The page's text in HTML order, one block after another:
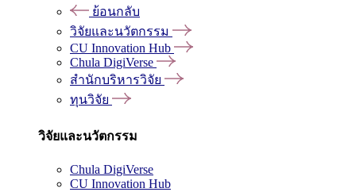
ย้อนกลับ
วิจัยและนวัตกรรม
CU Innovation Hub
Chula DigiVerse
สำนักบริหารวิจัย
ทุนวิจัย
วิจัยและนวัตกรรม
Chula DigiVerse
CU Innovation Hub